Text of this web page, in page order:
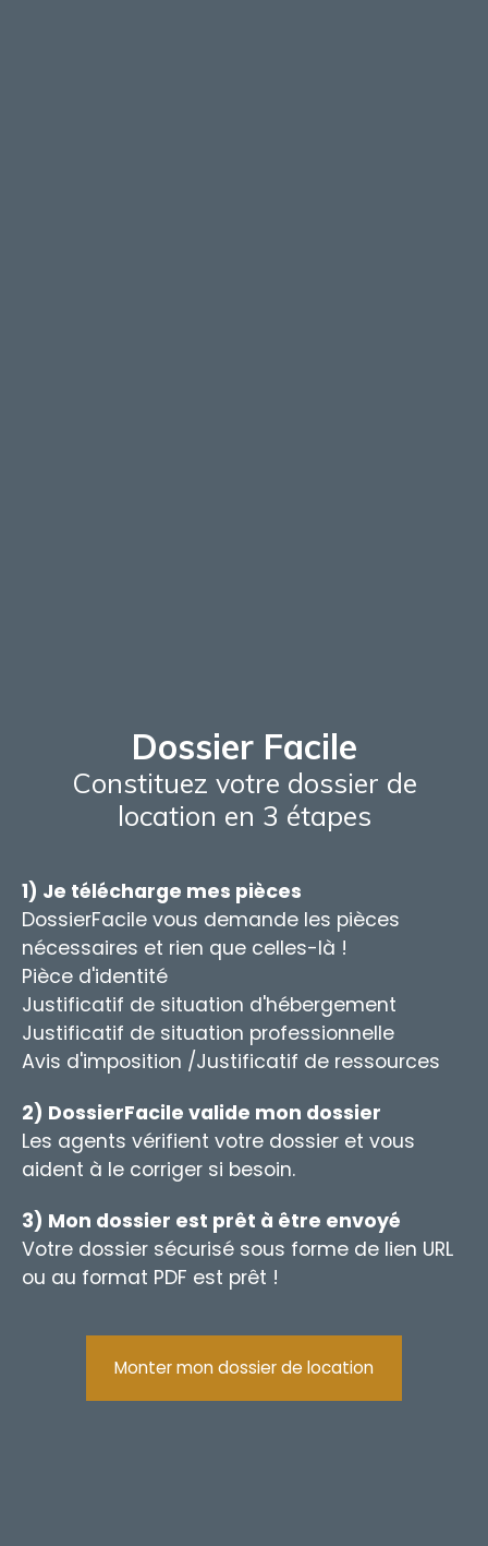
Dossier Facile
Constituez votre dossier de
location en 3 étapes
1) Je télécharge mes pièces
DossierFacile vous demande les pièces
nécessaires et rien que celles-là !
Pièce d'identité
Justificatif de situation d'hébergement
Justificatif de situation professionnelle
Avis d'imposition /Justificatif de ressources
2) DossierFacile valide mon dossier
Les agents vérifient votre dossier et vous
aident à le corriger si besoin.
3) Mon dossier est prêt à être envoyé
Votre dossier sécurisé sous forme de lien URL
ou au format PDF est prêt !
Monter mon dossier de location